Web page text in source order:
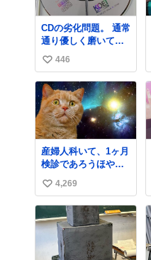
CDの劣化問題。 通常
通り優しく磨いてい
たのですが、 薄い氷
のようにバリッと割
れてしまいまし
た。。 中々高価なソ
フトなので辛いです
😭 数十年後にはCD
ゲームソフト、 みな
こうなってしまうの
でしょうか。。
い
い
ね
数
446
産婦人科いて、1ヶ月
検診であろうほやほ
や赤ちゃん👩‍🍼と推
定2,3歳の女の子👧🏻
をワンオペで連れて
るママがいるのだけ
ども 女の子ずっとマ
マの側から離れな
い…⁉️ 手を繋がなく
い
い
ね
4,269